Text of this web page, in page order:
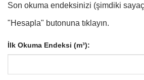
Son okuma endeksinizi (şimdiki
"Hesapla" butonuna tıklayın.
İlk Okuma Endeksi (m³):